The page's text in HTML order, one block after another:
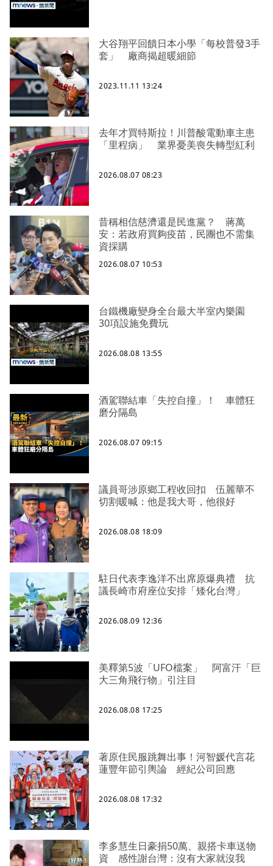
大谷翔平回饋日本小學「每校普發3手
套」 廠商揭超暖細節
2023.11.11 13:24
去年才買特斯拉！川普酸電動車主患
「里程病」 業界憂美喪失轉型紅利
2026.08.07 08:23
昔稱相信慈濟還是民進黨？ 蔣萬
安：若政府買夠疫苗，民團也不需集
資採購
2026.08.07 10:53
台鐵機廠變身全台最大半室內樂園
30項設施免費玩
2026.08.08 13:55
酒駕聯結車「失控自撞」！ 車體狂
磨分隔島
2026.08.07 09:15
議員哥涉原鄉工程收回扣 伍麗華不
切割暖喊：他是我大哥，他很好
2026.08.08 18:09
駐日代表李逸洋不出席原爆典禮 抗
議長崎市府座位安排「矮化台灣」
2026.08.09 12:36
美釋第5波「UFO檔案」 阿富汗「巨
大三角飛行物」引注目
2026.08.08 17:25
著原住民服跳舞出事！河智媛代言花
蓮豐年節引輿論 經紀公司回應
2026.08.08 17:32
李多慧生日豪捐50萬、親搭卡車送物
資 感性謝台灣：沒有大家就沒我